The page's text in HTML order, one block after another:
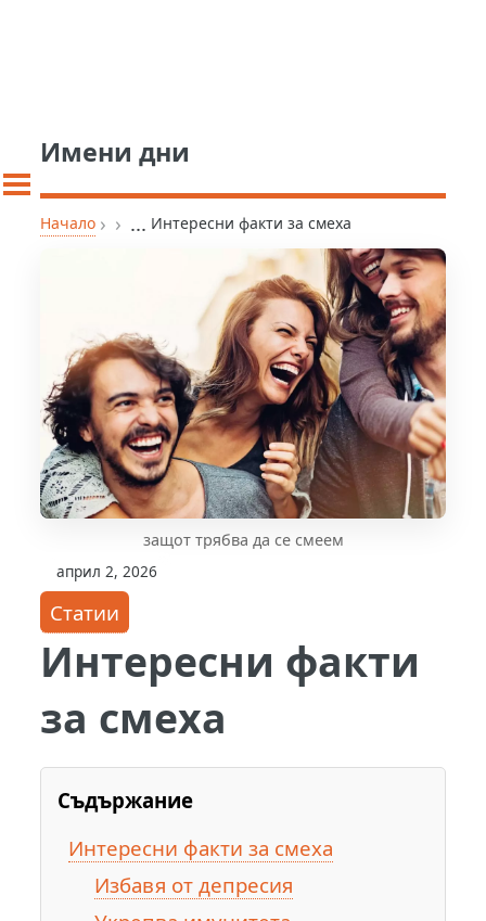
Имени дни
Начало › › ... Интересни факти за смеха
защот трябва да се смеем
април 2, 2026
Статии
Интересни факти
за смеха
Съдържание
Интересни факти за смеха
Избавя от депресия